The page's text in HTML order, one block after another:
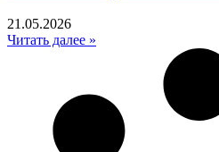
21.05.2026
Читать далее »